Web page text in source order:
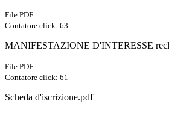
File PDF
Contatore click: 63
MANIFESTAZIONE D'INTERESSE
File PDF
Contatore click: 61
Scheda d'iscrizione.pdf